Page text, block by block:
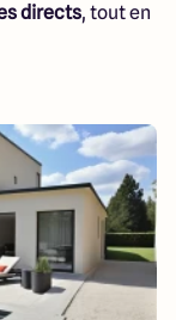
directs, tout en